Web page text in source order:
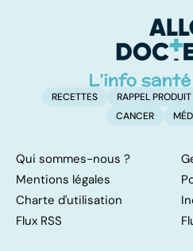
RECETTES RAPPEL PRODUIT
CANCER
Qui sommes-nous ?
Mentions légales
Charte d'utilisation
Flux RSS